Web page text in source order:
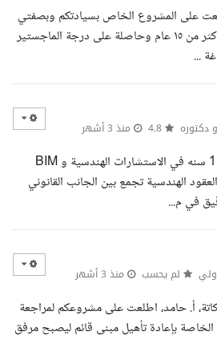
على المشروع الخاص بسيادتكم وبصفتي
محامية ومستشارة قانونية لأكثر من ١٥ عام وحاصلة على درجة الماجستير
...
دكتوره منذ 3 أشهر
انا دكتوره ومهندسة بخبره 15 سنه في الاستشارات الهندسية و BIM
الهندسية تجمع بين الجانب القانوني
في م...
لم يحسب منذ 3 أشهر
أ. حامد، اطلعت على مشروعكم لمراجعة
الخاصة بإعادة تأهيل مبنى قائم ليصبح مرفق